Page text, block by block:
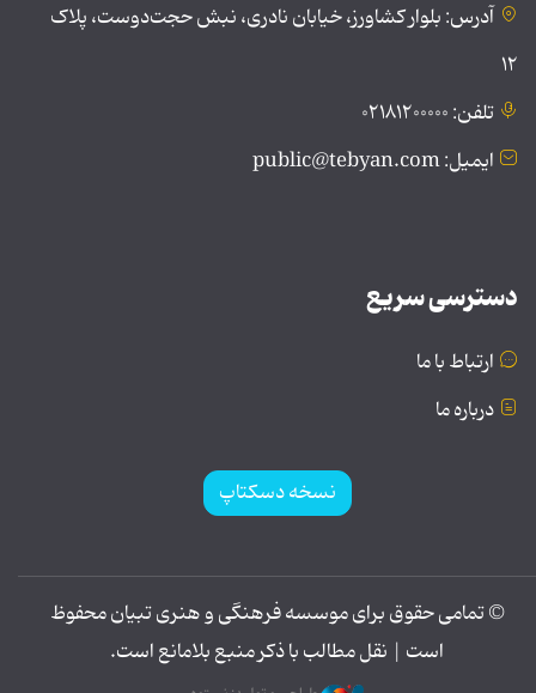
آدرس: بلوار کشاورز، خیابان نادری، نبش حجت‌دوست، پلاک
۱۲
تلفن: ۰۲۱۸۱۲۰۰۰۰۰
ایمیل: public@tebyan.com
دسترسی سریع
ارتباط با ما
درباره ما
نسخه دسکتاپ
© تمامی حقوق برای موسسه فرهنگی و هنری تبیان محفوظ
است | نقل مطالب با ذکر منبع بلامانع است.